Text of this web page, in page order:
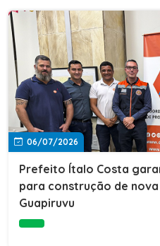
06/07/2026
Prefeito Ítalo Costa
para construção de
Guapiruvu